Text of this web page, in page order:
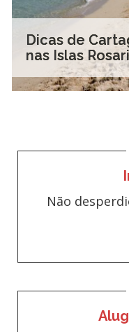
Dicas de
nas Islas
Não